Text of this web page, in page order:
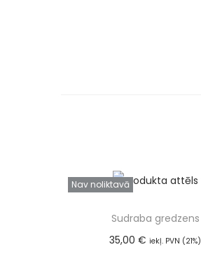
Nav noliktavā
Sudraba gredzens
35,00€ iekļ. PVN (21%)